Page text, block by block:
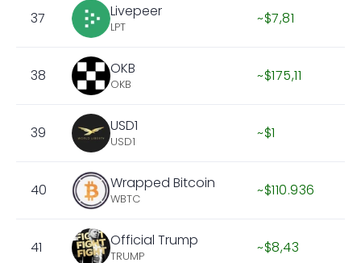
37 Livepeer
LPT ~$7,81
38 OKB
OKB ~$175,11
39 USD1
USD1 ~$1
40 Wrapped Bitcoin
WBTC ~$110.936
41 Official Trump
TRUMP ~$8,43